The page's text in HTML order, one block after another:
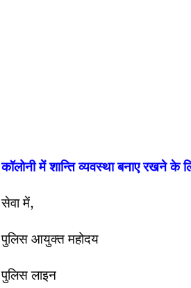
कॉलोनी में शान्ति व्यवस्था बनाए रखने के
सेवा में,
पुलिस आयुक्त महोदय
पुलिस लाइन